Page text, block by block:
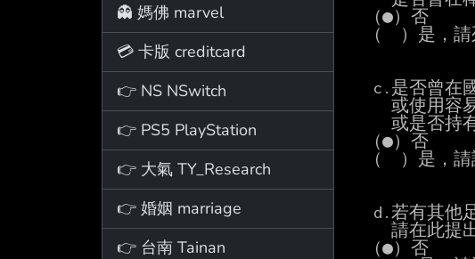
👻 媽佛 marvel
💳 卡版 creditcard
👉 NS NSwitch
👉 PS5 PlayStation
👉 大氣 TY_Research
👉 婚姻 marriage
👉 台南 Tainan